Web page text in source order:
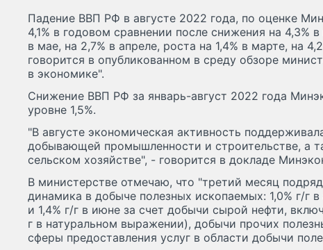
Падение ВВП РФ в августе 2022 года, по оценке
4,1% в годовом сравнении после снижения на 4,3%
в мае, на 2,7% в апреле, роста на 1,4% в марте, на
говорится в опубликованном в среду обзоре
в экономике".
Снижение ВВП РФ за январь-август 2022 года
уровне 1,5%.
"В августе экономическая активность
добывающей промышленности и строительстве, а
сельском хозяйстве", - говорится в докладе
В министерстве отмечаю, что "третий месяц
динамика в добыче полезных ископаемых: 1,0% г/г
и 1,4% г/г в июне за счет добычи сырой нефти,
г в натуральном выражении), добычи прочих
сферы предоставления услуг в области добычи